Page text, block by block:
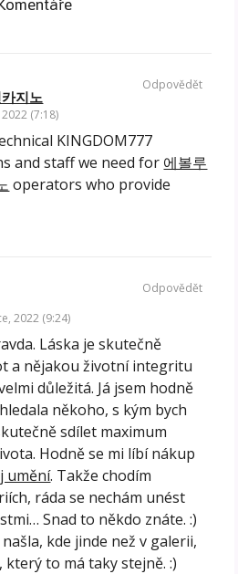
지노
(7:18)
KINGDOM777
and staff we need for 에볼루
operators who provide
Odpovědět
2022 (9:24)
Láska je skutečně
a nějakou životní integritu
důležitá. Já jsem hodně
někoho, s kým bych
sdílet maximum
Hodně se mi líbí nákup
umění. Takže chodím
ráda se nechám unést
Snad to někdo znáte. :)
našla, kde jinde než v galerii,
který to má taky stejně. :)
Odpovědět